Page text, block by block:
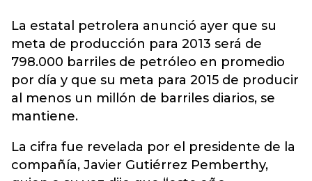
La estatal petrolera anunció ayer que su
meta de producción para 2013 será de
798.000 barriles de petróleo en promedio
por día y que su meta para 2015 de producir
al menos un millón de barriles diarios, se
mantiene.
La cifra fue revelada por el presidente de la
compañía, Javier Gutiérrez Pemberthy,